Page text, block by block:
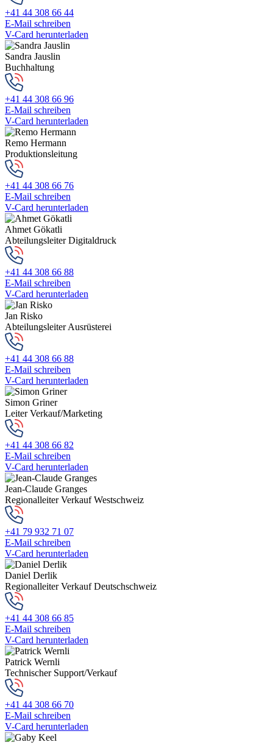
+41 44 308 66 44
E-Mail schreiben
V-Card herunterladen
Sandra Jauslin
Buchhaltung
+41 44 308 66 96
E-Mail schreiben
V-Card herunterladen
Remo Hermann
Produktionsleitung
+41 44 308 66 76
E-Mail schreiben
V-Card herunterladen
Ahmet Gökatli
Abteilungsleiter Digitaldruck
+41 44 308 66 88
E-Mail schreiben
V-Card herunterladen
Jan Risko
Abteilungsleiter Ausrüsterei
+41 44 308 66 88
E-Mail schreiben
V-Card herunterladen
Simon Griner
Leiter Verkauf/Marketing
+41 44 308 66 82
E-Mail schreiben
V-Card herunterladen
Jean-Claude Granges
Regionalleiter Verkauf Westschweiz
+41 79 932 71 07
E-Mail schreiben
V-Card herunterladen
Daniel Derlik
Regionalleiter Verkauf Deutschschweiz
+41 44 308 66 85
E-Mail schreiben
V-Card herunterladen
Patrick Wernli
Technischer Support/Verkauf
+41 44 308 66 70
E-Mail schreiben
V-Card herunterladen